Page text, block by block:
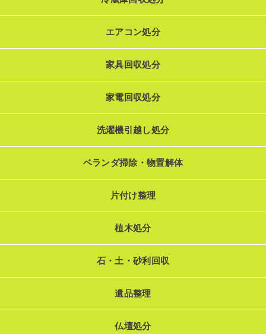
エアコン処分
家具回収処分
家電回収処分
洗濯機引越し処分
ベランダ掃除・物置解体
片付け整理
植木処分
石・土・砂利回収
遺品整理
仏壇処分